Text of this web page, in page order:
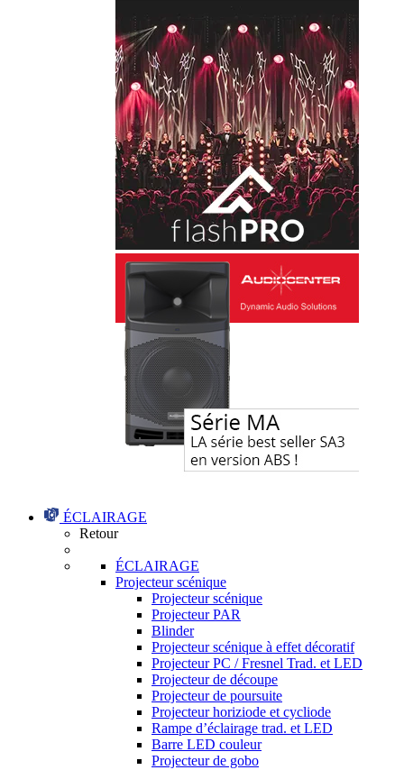
ÉCLAIRAGE
Retour
ÉCLAIRAGE
Projecteur scénique
Projecteur scénique
Projecteur PAR
Blinder
Projecteur scénique à effet décoratif
Projecteur PC / Fresnel Trad. et LED
Projecteur de découpe
Projecteur de poursuite
Projecteur horiziode et cycliode
Rampe d’éclairage trad. et LED
Barre LED couleur
Projecteur de gobo